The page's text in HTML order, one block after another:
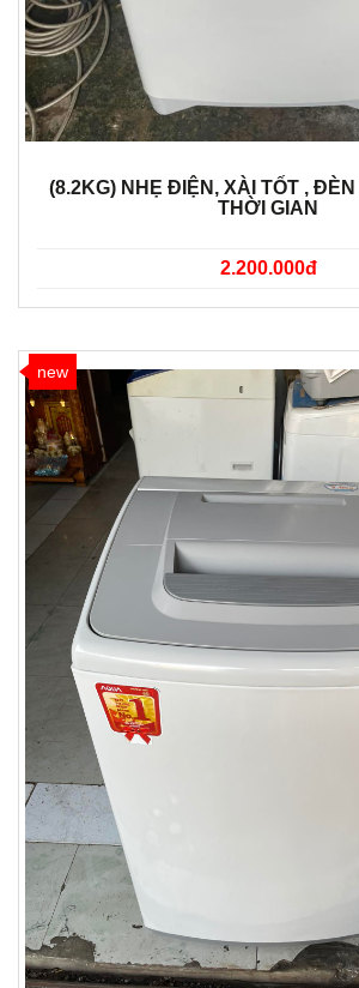
(8.2KG) NHẸ ĐIỆN, XÀI TỐT , ĐÈN
THỜI GIAN
2.200.000đ
new